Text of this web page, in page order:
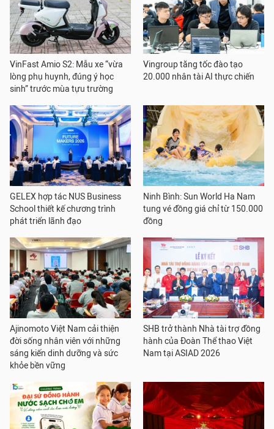
VinFast Amio S2: Mẫu xe “vừa
lòng phụ huynh, đúng ý học
sinh” trước mùa tựu trường
Vingroup tăng tốc đào tạo
20.000 nhân tài AI thực chiến
GELEX hợp tác NUS Business
School thiết kế chương trình
phát triển lãnh đạo
Ninh Bình: Sun World Ha Nam
tung vé đồng giá chỉ từ 150.000
đồng
Ajinomoto Việt Nam cải thiện
đời sống nhân viên với những
sáng kiến dinh dưỡng và sức
khỏe bền vững
SHB trở thành Nhà tài trợ đồng
hành của Đoàn Thể thao Việt
Nam tại ASIAD 2026